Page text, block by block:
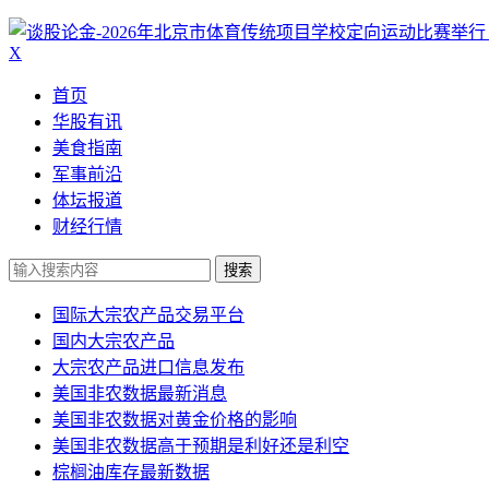
X
首页
华股有讯
美食指南
军事前沿
体坛报道
财经行情
搜索
国际大宗农产品交易平台
国内大宗农产品
大宗农产品进口信息发布
美国非农数据最新消息
美国非农数据对黄金价格的影响
美国非农数据高于预期是利好还是利空
棕榈油库存最新数据